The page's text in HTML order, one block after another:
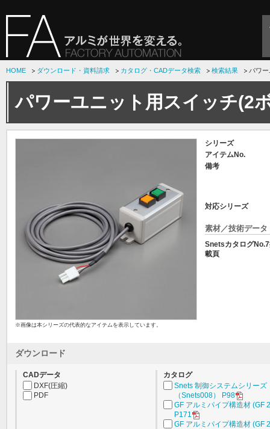
HOME ダウンロード・資料請求 カタログ・CADデータ検索 検索結果 パワ
パワーユニット用スイッチ(2
※画像は本シリーズの代表的なアイテムを表示しています。
シリーズ
アイテムNo.
備考
対応シリーズ
素材／技術データ
Snetsカタログ
載頁
ダウンロード
CADデータ
DXF(圧縮)
PDF
カタログ
Snets 制御システムシリーズ
（Snets008） P98
GF アルミパイプ構造材 (GF
P171
GF アルミパイプ構造材 (GF